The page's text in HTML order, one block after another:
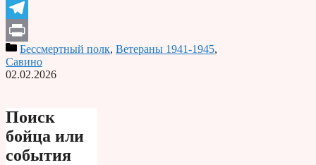
Odnoklassniki
Telegram
PrintБессмертный полк, Ветераны 1941-1945,
Савино
02.02.2026
Поиск
бойца или
события